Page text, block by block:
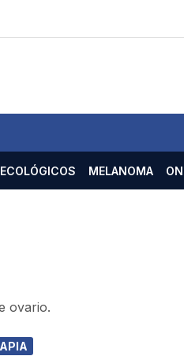
MELANOMA
ovario.